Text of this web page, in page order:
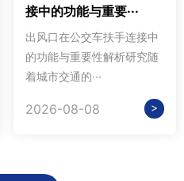
接中的功能与重要···
出风口在公交车扶手连接中
的功能与重要性解析研究随
着城市交通的···
2026-08-08 >